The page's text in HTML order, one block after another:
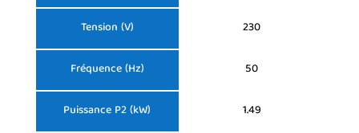
Tension (V)
Fréquence (Hz)
Puissance P2 (kW)
230
50
1.49